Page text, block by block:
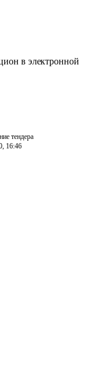
в электронной
тендера
16:46